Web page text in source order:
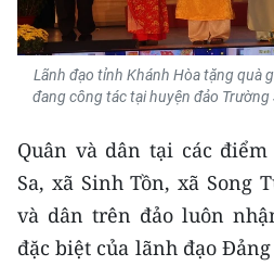
TIN MỚI
TIN ĐỊA PHƯƠNG
Trung du và miền núi phía
Đồng bằng sông Hồng
Bắc Trung Bộ
Lãnh đạo tỉnh Khánh Hòa tặng quà
đang công tác tại huyện đảo Trường
Quân và dân tại các
Sa, xã Sinh Tồn, xã Song
và dân trên đảo luôn
đặc biệt của lãnh đạo